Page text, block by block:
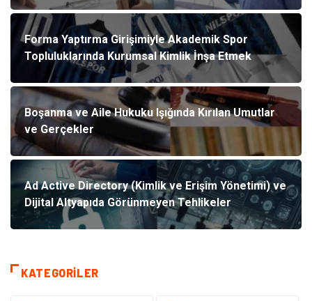
Forma Yaptırma Girişimiyle Akademik Spor
Topluluklarında Kurumsal Kimlik İnşa Etmek
Boşanma ve Aile Hukuku Işığında Kırılan Umutlar
ve Gerçekler
Ad Active Directory (Kimlik ve Erişim Yönetimi) ve
Dijital Altyapıda Görünmeyen Tehlikeler
KATEGORILER